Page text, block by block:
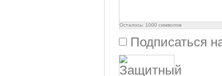
Осталось: 1000 символов
Подписаться